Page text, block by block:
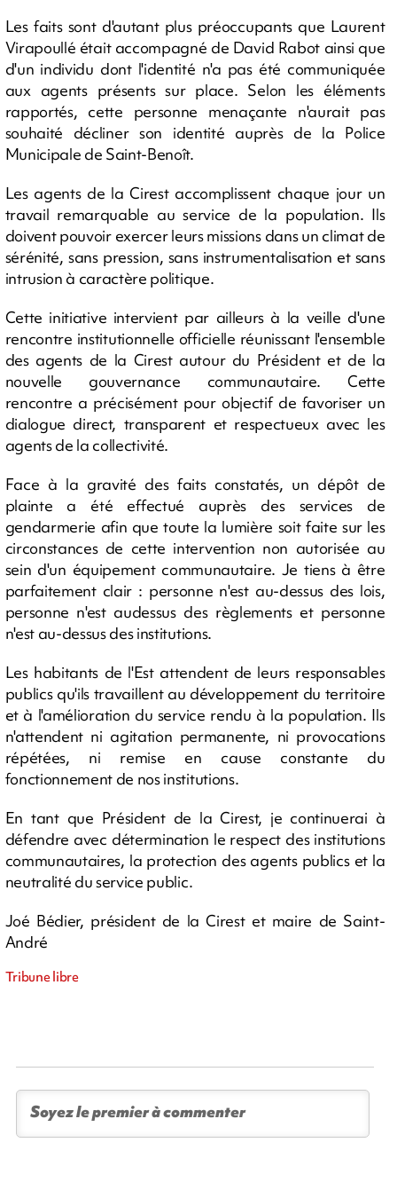
Les faits sont d'autant plus préoccupants que Laurent
Virapoullé était accompagné de David Rabot ainsi que
d'un individu dont l'identité n'a pas été communiquée
aux agents présents sur place. Selon les éléments
rapportés, cette personne menaçante n'aurait pas
souhaité décliner son identité auprès de la Police
Municipale de Saint-Benoît.
Les agents de la Cirest accomplissent chaque jour un
travail remarquable au service de la population. Ils
doivent pouvoir exercer leurs missions dans un climat de
sérénité, sans pression, sans instrumentalisation et sans
intrusion à caractère politique.
Cette initiative intervient par ailleurs à la veille d'une
rencontre institutionnelle officielle réunissant l'ensemble
des agents de la Cirest autour du Président et de la
nouvelle gouvernance communautaire. Cette
rencontre a précisément pour objectif de favoriser un
dialogue direct, transparent et respectueux avec les
agents de la collectivité.
Face à la gravité des faits constatés, un dépôt de
plainte a été effectué auprès des services de
gendarmerie afin que toute la lumière soit faite sur les
circonstances de cette intervention non autorisée au
sein d'un équipement communautaire. Je tiens à être
parfaitement clair : personne n'est au-dessus des lois,
personne n'est audessus des règlements et personne
n'est au-dessus des institutions.
Les habitants de l'Est attendent de leurs responsables
publics qu'ils travaillent au développement du territoire
et à l'amélioration du service rendu à la population. Ils
n'attendent ni agitation permanente, ni provocations
répétées, ni remise en cause constante du
fonctionnement de nos institutions.
En tant que Président de la Cirest, je continuerai à
défendre avec détermination le respect des institutions
communautaires, la protection des agents publics et la
neutralité du service public.
Joé Bédier, président de la Cirest et maire de Saint-
André
Tribune libre